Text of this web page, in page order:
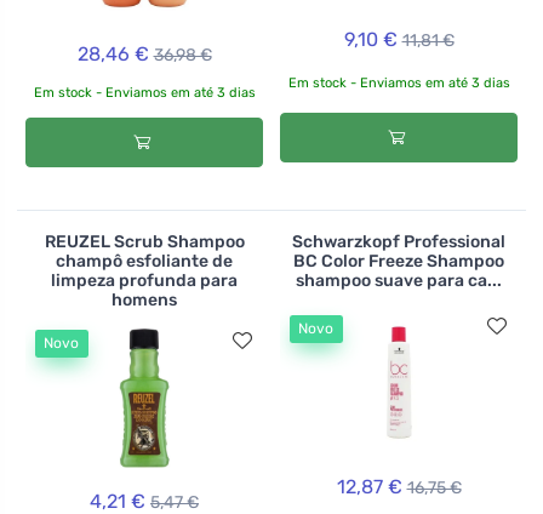
28,46 € 36,98 €
Em stock - Enviamos em até 3 dias
9,10 € 11,81 €
Em stock - Enviamos em até 3 dias
REUZEL Scrub Shampoo
champô esfoliante de
limpeza profunda para
homens
Novo
4,21 € 5,47 €
Schwarzkopf Professional
BC Color Freeze Shampoo
shampoo suave para ca...
Novo
12,87 € 16,75 €